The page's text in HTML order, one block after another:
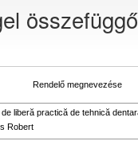
Rendelő megnevezése
de liberă practică de tehnică
Robert